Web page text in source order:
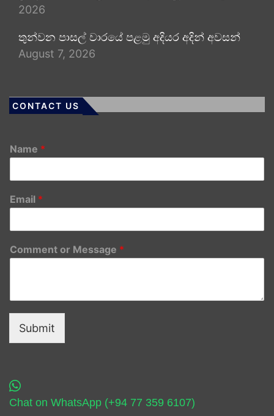
2026
තුන්වන පාසල් වාරයේ පළමු අදියර අදින් අවසන්
August 7, 2026
CONTACT US
Name *
Email *
Comment or Message *
Submit
Chat on WhatsApp (+94 77 359 6107)